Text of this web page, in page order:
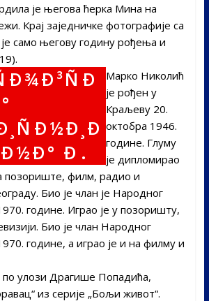
је његова ћерка Мина на
Крај заједничке фотографије са
само његову годину рођења и
Марко Николић
је рођен у
Краљеву 20.
октобра 1946.
године. Глуму
је дипломирао
позориште, филм, радио и
Био је члан је Народног
године. Играо је у позоришту,
Био је члан Народног
године, а играо је и на филму и
по улози Драгише Попадића,
из серије „Бољи живот“.